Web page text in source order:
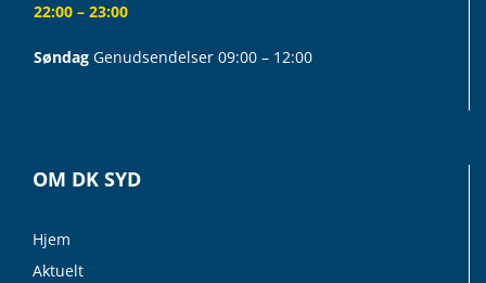
22:00 – 23:00
Søndag Genudsendelser 09:00 – 12:00
OM DK SYD
Hjem
Aktuelt